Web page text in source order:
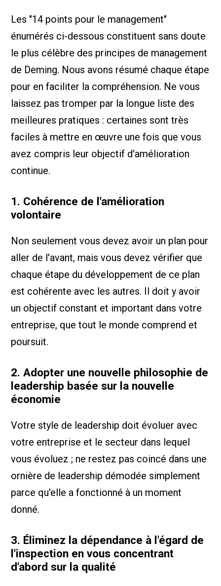
Les "14 points pour le management"
énumérés ci-dessous constituent sans doute
le plus célèbre des principes de management
de Deming. Nous avons résumé chaque étape
pour en faciliter la compréhension. Ne vous
laissez pas tromper par la longue liste des
meilleures pratiques : certaines sont très
faciles à mettre en œuvre une fois que vous
avez compris leur objectif d'amélioration
continue.
1. Cohérence de l'amélioration
volontaire
Non seulement vous devez avoir un plan pour
aller de l'avant, mais vous devez vérifier que
chaque étape du développement de ce plan
est cohérente avec les autres. Il doit y avoir
un objectif constant et important dans votre
entreprise, que tout le monde comprend et
poursuit.
2. Adopter une nouvelle philosophie de
leadership basée sur la nouvelle
économie
Votre style de leadership doit évoluer avec
votre entreprise et le secteur dans lequel
vous évoluez ; ne restez pas coincé dans une
ornière de leadership démodée simplement
parce qu'elle a fonctionné à un moment
donné.
3. Éliminez la dépendance à l'égard de
l'inspection en vous concentrant
d'abord sur la qualité